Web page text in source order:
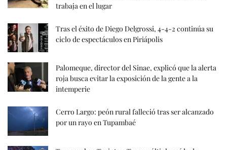
trabaja en el lugar
Tras el éxito de Diego Delgrossi, 4-4-2 continúa su
ciclo de espectáculos en Piriápolis
Palomeque, director del Sinae, explicó que la alerta
roja busca evitar la exposición de la gente a la
intemperie
Cerro Largo: peón rural falleció tras ser alcanzado
por un rayo en Tupambaé